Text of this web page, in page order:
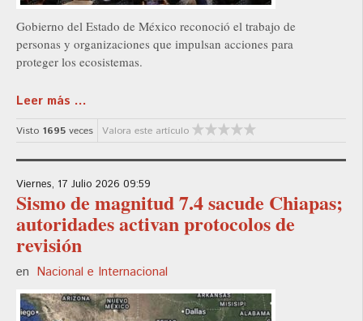
Gobierno del Estado de México reconoció el trabajo de
personas y organizaciones que impulsan acciones para
proteger los ecosistemas.
Leer más ...
Visto 1695 veces Valora este artículo
Viernes, 17 Julio 2026 09:59
Sismo de magnitud 7.4 sacude Chiapas;
autoridades activan protocolos de
revisión
en Nacional e Internacional